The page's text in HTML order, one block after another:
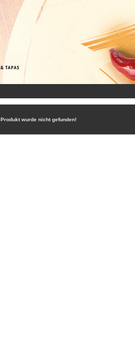
Produkt wurde nicht gefunden!